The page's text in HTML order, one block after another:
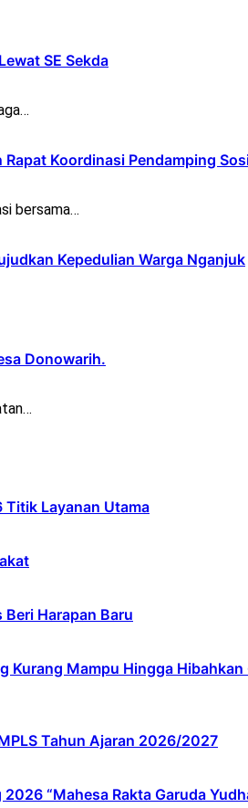
SE Sekda
Koordinasi Pendamping
bersama…
Kepedulian Warga Nganjuk
Donowarih.
Titik Layanan Utama
Harapan Baru
Mampu Hingga
Tahun Ajaran 2026/2027
“Mahesa Rakta Garuda